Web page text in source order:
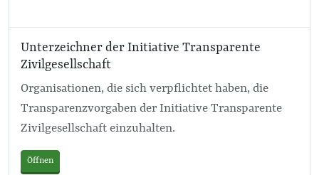
Unterzeichner der Initiative Transparente
Zivilgesellschaft
Organisationen, die sich verpflichtet haben, die
Transparenzvorgaben der Initiative Transparente
Zivilgesellschaft einzuhalten.
Öffnen